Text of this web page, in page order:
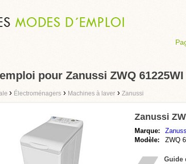
pour Zanussi ZWQ 61225WI
› Électroménagers › Machines à laver › Zanussi
Zanussi
Marque:
Modèle:
ZWQ
Guide